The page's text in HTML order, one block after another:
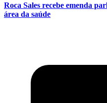
Roca Sales recebe emenda
área da saúde